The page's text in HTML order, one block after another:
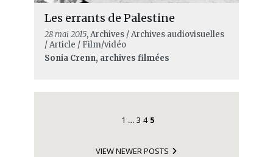
Les errants de Palestine
28 mai 2015, Archives / Archives audiovisuelles
/ Article / Film/vidéo
Sonia Crenn, archives filmées
1 … 3 4 5
VIEW NEWER POSTS